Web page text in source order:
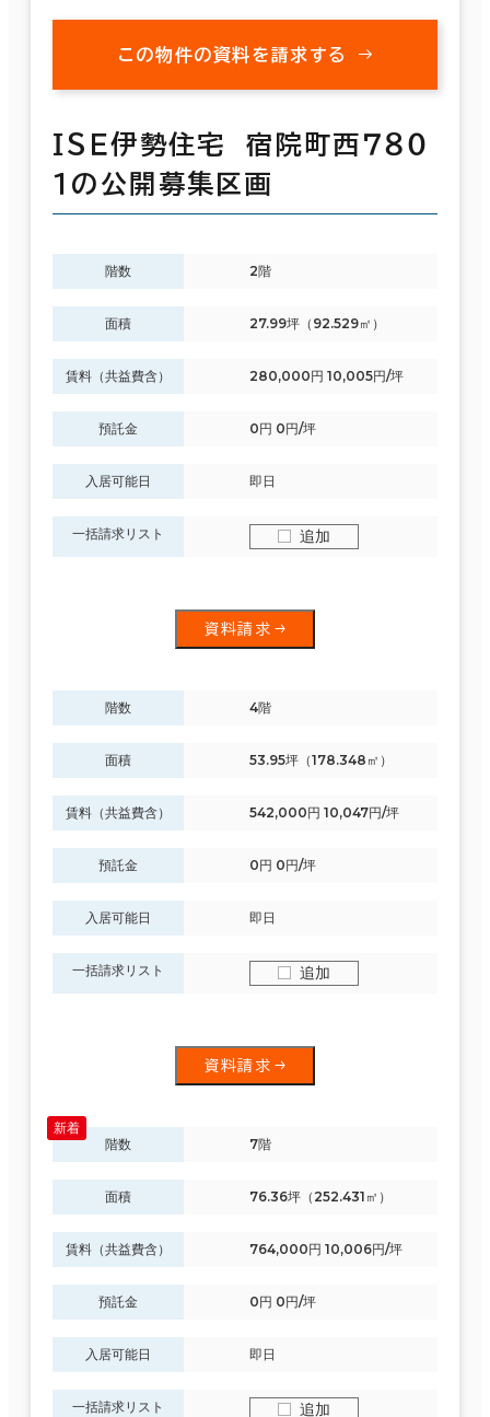
この物件の資料を請求する
ＩＳＥ伊勢住宅 宿院町西７８０
１の公開募集区画
階数 2階
面積 27.99坪（92.529㎡）
賃料（共益費含） 280,000円 10,005円/坪
預託金 0円 0円/坪
入居可能日 即日
一括請求リスト 追加
資料請求
階数 4階
面積 53.95坪（178.348㎡）
賃料（共益費含） 542,000円 10,047円/坪
預託金 0円 0円/坪
入居可能日 即日
一括請求リスト 追加
資料請求
階数 7階
面積 76.36坪（252.431㎡）
賃料（共益費含） 764,000円 10,006円/坪
預託金 0円 0円/坪
入居可能日 即日
一括請求リスト 追加